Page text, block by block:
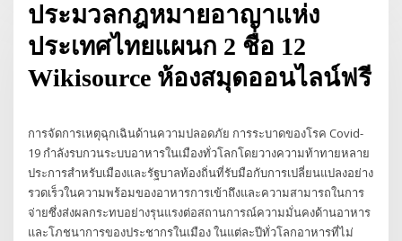
ประมวลกฎหมายอาญาแห่ง
ประเทศไทยแผนก 2 ชื่อ 12
Wikisource ห้องสมุดออนไลน์ฟรี
การจัดการเหตุฉุกเฉินด้านความปลอดภัย การระบาดของโรค Covid-
19 กำลังรบกวนระบบอาหารในเมืองทั่วโลกโดยวางความท้าทายหลาย
ประการสำหรับเมืองและรัฐบาลท้องถิ่นที่รับมือกับการเปลี่ยนแปลงอย่าง
รวดเร็วในความพร้อมของอาหารการเข้าถึงและความสามารถในการ
จ่ายซึ่งส่งผลกระทบอย่างรุนแรงต่อสถานการณ์ความมั่นคงด้านอาหาร
และโภชนาการของประชากรในเมือง ในแต่ละปีทั่วโลกอาหารที่ไม่